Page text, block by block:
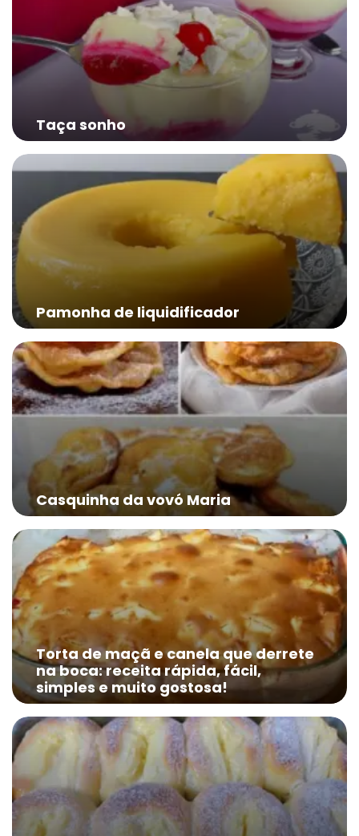
Taça sonho
Pamonha de liquidificador
Casquinha da vovó Maria
Torta de maçã e canela que derrete
na boca: receita rápida, fácil,
simples e muito gostosa!